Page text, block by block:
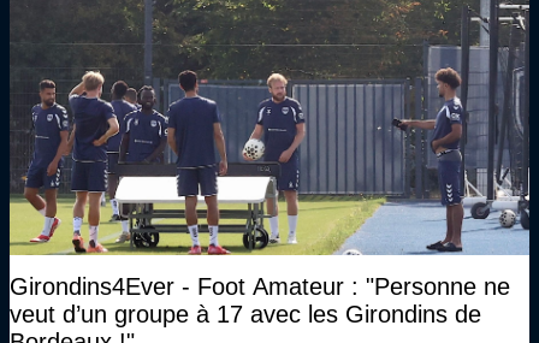
Girondins4Ever - Foot Amateur : "Personne ne
veut d’un groupe à 17 avec les Girondins de